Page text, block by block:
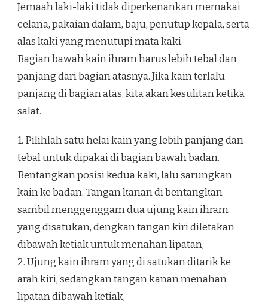
Jemaah laki-laki tidak diperkenankan memakai
celana, pakaian dalam, baju, penutup kepala, serta
alas kaki yang menutupi mata kaki.
Bagian bawah kain ihram harus lebih tebal dan
panjang dari bagian atasnya. Jika kain terlalu
panjang di bagian atas, kita akan kesulitan ketika
salat.
1. Pilihlah satu helai kain yang lebih panjang dan
tebal untuk dipakai di bagian bawah badan.
Bentangkan posisi kedua kaki, lalu sarungkan
kain ke badan. Tangan kanan di bentangkan
sambil menggenggam dua ujung kain ihram
yang disatukan, dengkan tangan kiri diletakan
dibawah ketiak untuk menahan lipatan,
2. Ujung kain ihram yang di satukan ditarik ke
arah kiri, sedangkan tangan kanan menahan
lipatan dibawah ketiak,